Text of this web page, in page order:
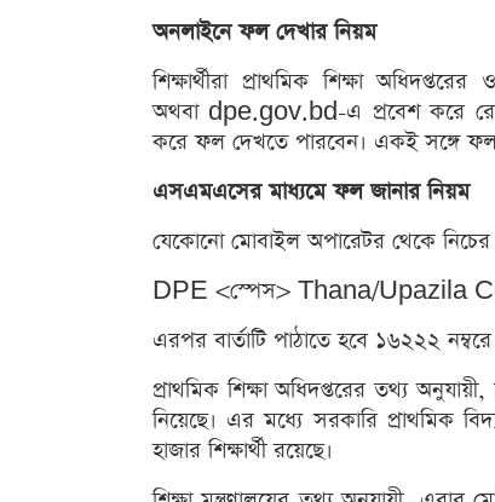
অনলাইনে ফল দেখার নিয়ম
শিক্ষার্থীরা প্রাথমিক শিক্ষা
অথবা dpe.gov.bd-এ প্রবেশ করে
করে ফল দেখতে পারবেন। একই সঙ্গে
এসএমএসের মাধ্যমে ফল জানার নিয়ম
যেকোনো মোবাইল অপারেটর থেকে
DPE <স্পেস> Thana/Upazila
এরপর বার্তাটি পাঠাতে হবে ১৬২২২
প্রাথমিক শিক্ষা অধিদপ্তরের তথ্য
নিয়েছে। এর মধ্যে সরকারি প্রাথমিক
হাজার শিক্ষার্থী রয়েছে।